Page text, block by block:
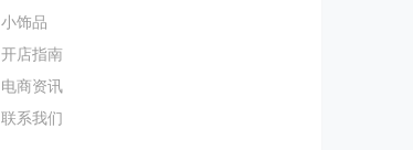
小饰品
开店指南
电商资讯
联系我们